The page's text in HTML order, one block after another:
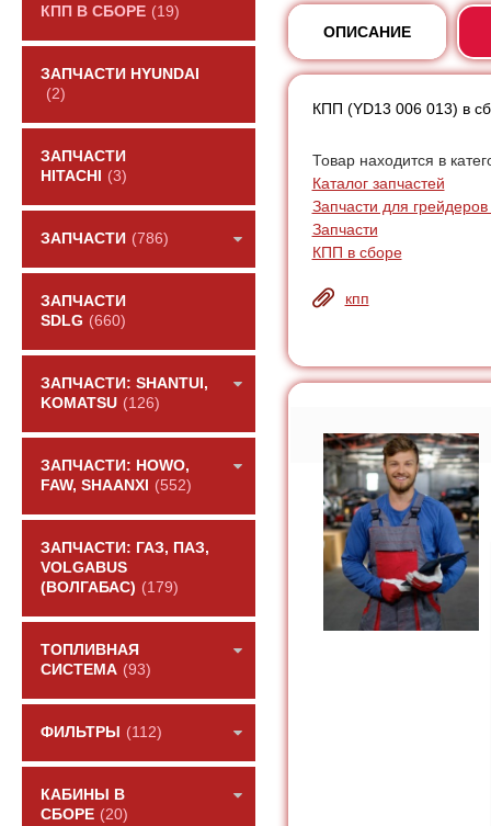
КПП В СБОРЕ (19)
ЗАПЧАСТИ HYUNDAI
(2)
ЗАПЧАСТИ
HITACHI
(3)
ЗАПЧАСТИ (786)
ЗАПЧАСТИ
SDLG (660)
ЗАПЧАСТИ: SHANTUI,
KOMATSU (126)
ЗАПЧАСТИ: HOWO,
FAW, SHAANXI
(552)
ЗАПЧАСТИ: ГАЗ, ПАЗ,
VOLGABUS
(ВОЛГАБАС) (179)
ТОПЛИВНАЯ
СИСТЕМА (93)
ФИЛЬТРЫ (112)
КАБИНЫ В
СБОРЕ (20)
ОПИСАНИЕ
КПП (YD13 006 013) в
Товар находится в
Каталог запчастей
Запчасти для
Запчасти
КПП в сборе
кпп